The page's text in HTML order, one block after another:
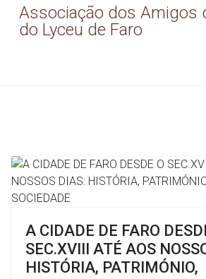
Associação dos Amigos
do Lyceu de Faro
A CIDADE DE FARO
SEC.XVIII ATÉ AOS
HISTÓRIA, PATRIMÓNIO,